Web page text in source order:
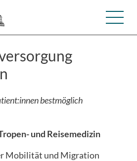
bestmöglich
und Reisemedizin
Mobilität und Migration